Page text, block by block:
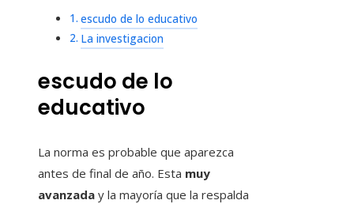
escudo de lo educativo
La investigacion
escudo de lo
educativo
La norma es probable que aparezca
antes de final de año. Esta muy
avanzada y la mayoría que la respalda